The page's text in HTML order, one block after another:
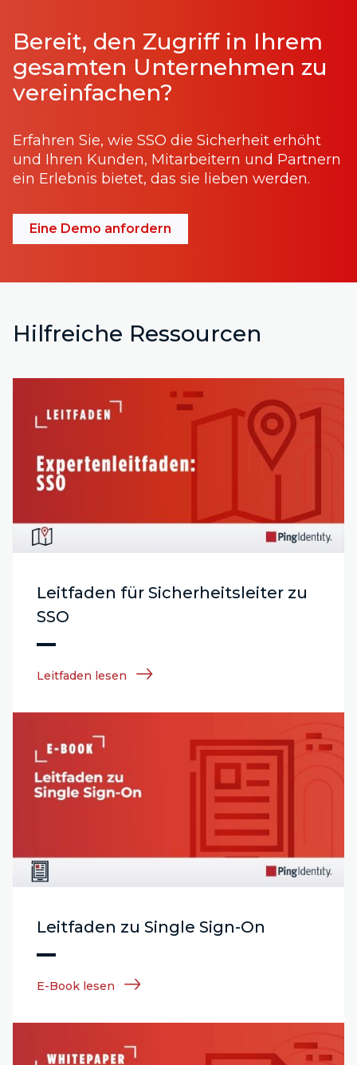
Bereit, den Zugriff in Ihrem
gesamten Unternehmen zu
vereinfachen?
Erfahren Sie, wie SSO die Sicherheit erhöht
und Ihren Kunden, Mitarbeitern und Partnern
ein Erlebnis bietet, das sie lieben werden.
Eine Demo anfordern
Hilfreiche Ressourcen
Leitfaden für Sicherheitsleiter zu
SSO
Leitfaden lesen
Leitfaden zu Single Sign-On
E-Book lesen